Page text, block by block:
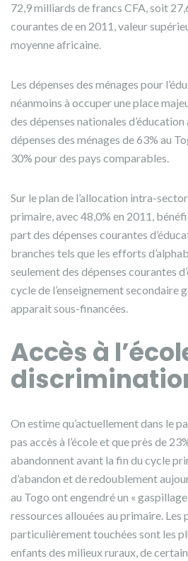
72,9 milliards de francs CFA, soit
courantes de en 2011, valeur
moyenne africaine.
Les dépenses des ménages pour
néanmoins à occuper une place
des dépenses nationales
dépenses des ménages de 63% au
30% pour des pays comparables.
Sur le plan de l’allocation intra-
primaire, avec 48,0% en 2011,
part des dépenses courantes
branches tels que les efforts
seulement des dépenses courantes
cycle de l’enseignement secondaire
apparait sous-financées.
Accès à l
On estime qu’actuellement dans le
pas accès à l’école et que près de
abandonnent avant la fin du cycle
d’abandon et de redoublement
au Togo ont engendré un «
ressources allouées au primaire. Les
particulièrement touchées sont les
enfants des milieux ruraux, de